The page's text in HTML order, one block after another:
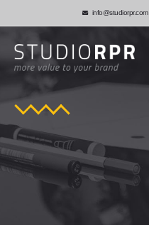
info@studiorpr.com